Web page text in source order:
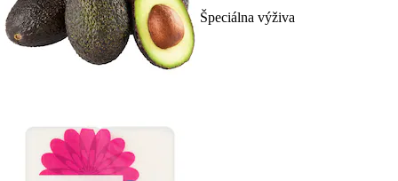
Špeciálna výživa